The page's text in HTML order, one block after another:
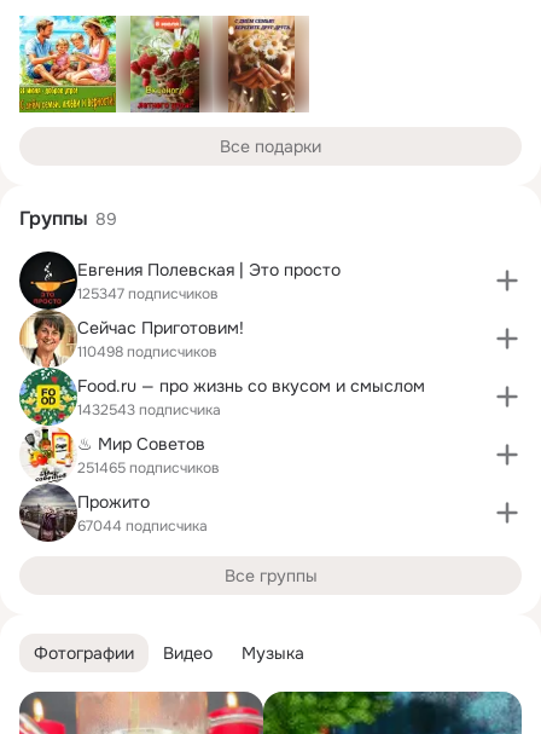
Фотографии Видео Музыка
Все подарки
Группы 89
Евгения Полевская | Это просто
125347 подписчиков
Сейчас Приготовим!
110498 подписчиков
Food.ru — про жизнь со вкусом и смыслом
1432543 подписчика
♨ Мир Советов
251465 подписчиков
Прожито
67044 подписчика
Все группы